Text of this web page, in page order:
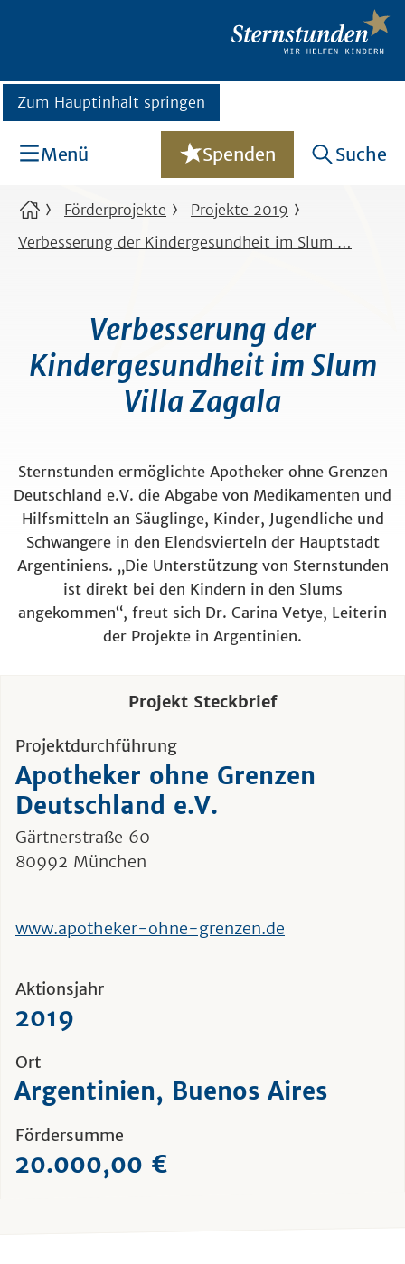
Zum Hauptinhalt springen
Menü Spenden Suche
Förderprojekte
Projekte 2019
Verbesserung der Kindergesundheit im Slum …
Verbesserung der
Kindergesundheit im Slum
Villa Zagala
Sternstunden ermöglichte Apotheker ohne Grenzen
Deutschland e.V. die Abgabe von Medikamenten und
Hilfsmitteln an Säuglinge, Kinder, Jugendliche und
Schwangere in den Elendsvierteln der Hauptstadt
Argentiniens. „Die Unterstützung von Sternstunden
ist direkt bei den Kindern in den Slums
angekommen“, freut sich Dr. Carina Vetye, Leiterin
der Projekte in Argentinien.
Projekt Steckbrief
Projektdurchführung
Apotheker ohne Grenzen
Deutschland e.V.
Gärtnerstraße 60
80992 München
www.apotheker-ohne-grenzen.de
Aktionsjahr
2019
Ort
Argentinien, Buenos Aires
Fördersumme
20.000,00 €